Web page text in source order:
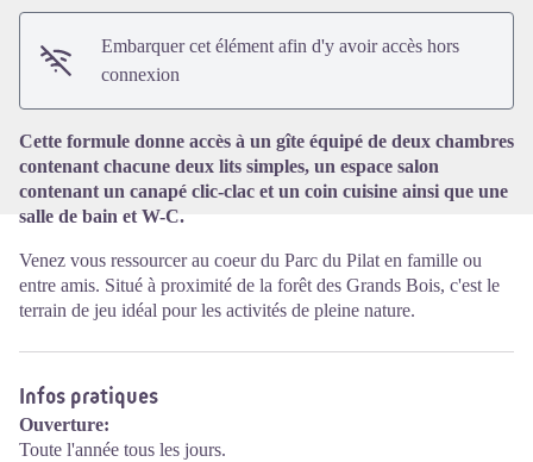
Voir l'image en plein écran
Embarquer cet élément afin d'y avoir accès hors
connexion
Cette formule donne accès à un gîte équipé de deux chambres
contenant chacune deux lits simples, un espace salon
contenant un canapé clic-clac et un coin cuisine ainsi que une
salle de bain et W-C.
Venez vous ressourcer au coeur du Parc du Pilat en famille ou
entre amis. Situé à proximité de la forêt des Grands Bois, c'est le
terrain de jeu idéal pour les activités de pleine nature.
Infos pratiques
Ouverture:
Toute l'année tous les jours.